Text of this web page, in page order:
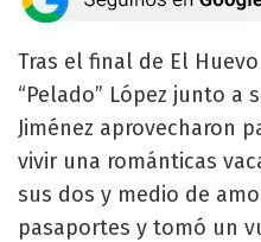
Tras el final de El
“Pelado” López junto a
Jiménez aprovecharon
vivir una románticas
sus dos y medio de
pasaportes y tomó un